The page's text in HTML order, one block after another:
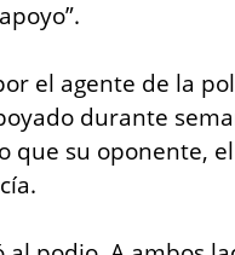
el agente de la
durante
que su oponente,